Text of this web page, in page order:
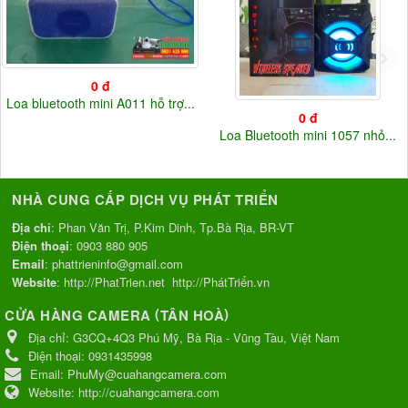
0 đ
Loa bluetooth mini A011 hỗ trợ...
0 đ
Loa Bluetooth mini 1057 nhỏ...
NHÀ CUNG CẤP DỊCH VỤ PHÁT TRIỂN
Địa chỉ: Phan Văn Trị, P.Kim Dinh, Tp.Bà Rịa, BR-VT
Điện thoại: 0903 880 905
Email: phattrieninfo@gmail.com
Website: http://PhatTrien.net http://PhátTriển.vn
CỬA HÀNG CAMERA (TÂN HOÀ)
Địa chỉ: G3CQ+4Q3 Phú Mỹ, Bà Rịa - Vũng Tàu, Việt Nam
Điện thoại: 0931435998
Email: PhuMy@cuahangcamera.com
Website: http://cuahangcamera.com